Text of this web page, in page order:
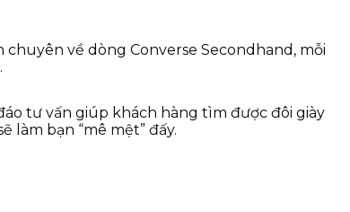
chuyên về dòng Converse Secondhand, mỗi
tư vấn giúp khách hàng tìm được đôi giày
làm bạn “mê mệt” đấy.